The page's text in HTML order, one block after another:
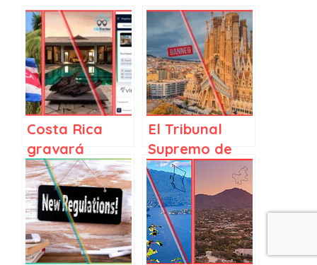
Costa Rica
gravará
ingresos de
alquiler en
plataformas,
Villa Tracker
se abre a
El Tribunal
Supremo de
España
ratifica la
prohibición de
alquileres de
corta duración